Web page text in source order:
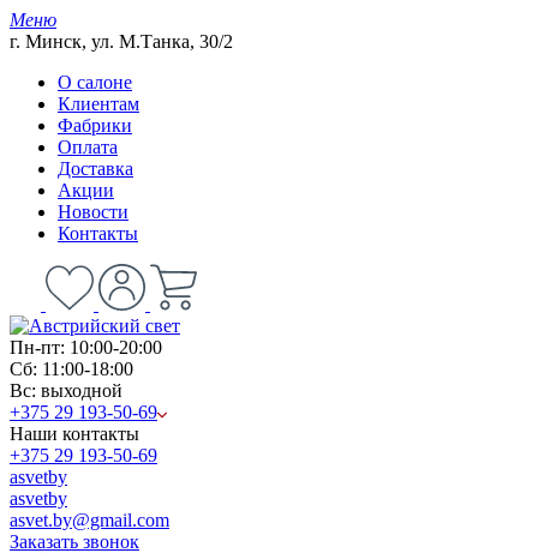
Меню
г. Минск, ул. М.Танка, 30/2
О салоне
Клиентам
Фабрики
Оплата
Доставка
Акции
Новости
Контакты
Пн-пт: 10:00-20:00
Сб: 11:00-18:00
Вс: выходной
+375 29 193-50-69
Наши контакты
+375 29 193-50-69
asvetby
asvetby
asvet.by@gmail.com
Заказать звонок